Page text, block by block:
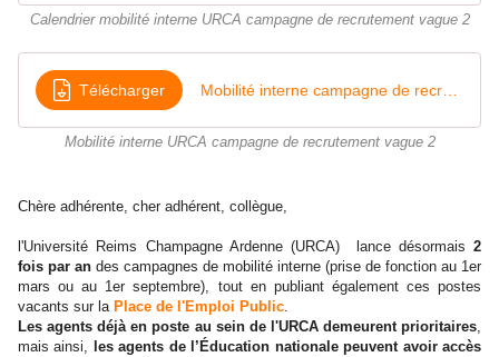
Calendrier mobilité interne URCA campagne de recrutement vague 2
Télécharger
Mobilité interne URCA campagne de recrutement vague 2
Chère adhérente, cher adhérent, collègue,
l'Université Reims Champagne Ardenne (URCA) lance désormais 2
fois par an des campagnes de mobilité interne (prise de fonction au 1er
mars ou au 1er septembre), tout en publiant également ces postes
vacants sur la Place de l'Emploi Public.
Les agents déjà en poste au sein de l'URCA demeurent prioritaires,
mais ainsi,
les agents de l’Éducation nationale peuvent avoir accès